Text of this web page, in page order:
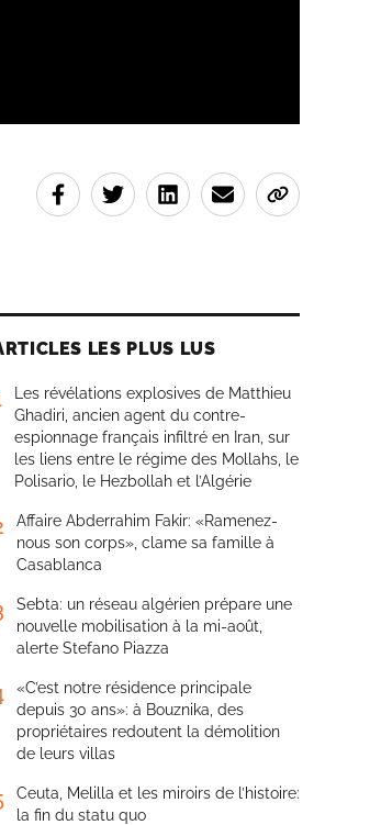
LES PLUS LUS
Les révélations explosives de Matthieu
Ghadiri, ancien agent du contre-
espionnage français infiltré en Iran, sur
les liens entre le régime des Mollahs, le
Polisario, le Hezbollah et l’Algérie
Affaire Abderrahim Fakir: «Ramenez-
nous son corps», clame sa famille à
Casablanca
Sebta: un réseau algérien prépare une
nouvelle mobilisation à la mi-août,
alerte Stefano Piazza
«C’est notre résidence principale
depuis 30 ans»: à Bouznika, des
propriétaires redoutent la démolition
de leurs villas
Ceuta, Melilla et les miroirs de l’histoire:
la fin du statu quo